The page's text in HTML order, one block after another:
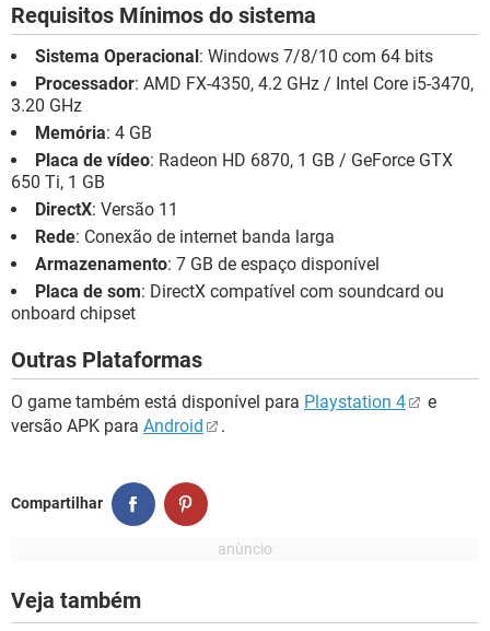
Requisitos Mínimos do sistema
Sistema Operacional: Windows 7/8/10 com 64 bits
Processador: AMD FX-4350, 4.2 GHz / Intel Core i5-3470,
3.20 GHz
Memória: 4 GB
Placa de vídeo: Radeon HD 6870, 1 GB / GeForce GTX
650 Ti, 1 GB
DirectX: Versão 11
Rede: Conexão de internet banda larga
Armazenamento: 7 GB de espaço disponível
Placa de som: DirectX compatível com soundcard ou
onboard chipset
Outras Plataformas
O game também está disponível para Playstation 4
e
versão APK para Android .
Compartilhar
Veja também